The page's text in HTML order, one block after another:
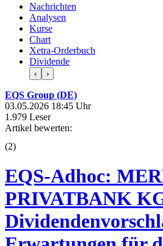
Nachrichten
Analysen
Kurse
Chart
Xetra-Orderbuch
Dividende
‹ ›
EQS Group (DE)
03.05.2026 18:45 Uhr
1.979 Leser
Artikel bewerten:
(2)
EQS-Adhoc:
PRIVATBANK